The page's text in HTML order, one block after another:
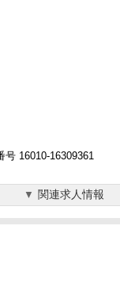
16010-16309361
関連求人情報